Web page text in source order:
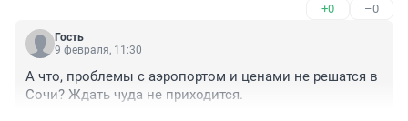
+0 –0
Гость
9 февраля, 11:30
А что, проблемы с аэропортом и ценами не решатся в
Сочи? Ждать чуда не приходится.